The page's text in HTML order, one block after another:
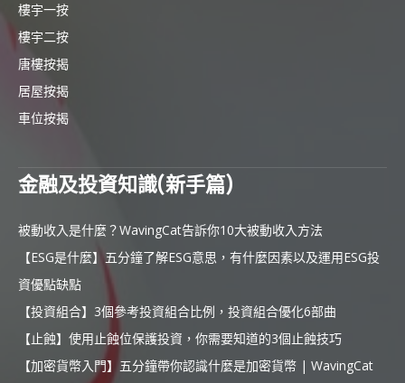
樓宇一按
樓宇二按
唐樓按揭
居屋按揭
車位按揭
金融及投資知識(新手篇)
被動收入是什麼？WavingCat告訴你10大被動收入方法
【ESG是什麼】五分鐘了解ESG意思，有什麼因素以及運用ESG投
資優點缺點
【投資組合】3個參考投資組合比例，投資組合優化6部曲
【止蝕】使用止蝕位保護投資，你需要知道的3個止蝕技巧
【加密貨幣入門】五分鐘帶你認識什麼是加密貨幣 | WavingCat